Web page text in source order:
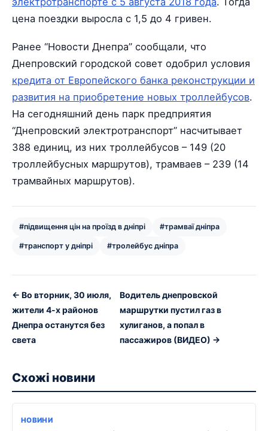
цена поездки выросла с 1,5 до 4 гривен.
Ранее “Новости Днепра” сообщали, что
Днепровский городской совет одобрил условия
кредита от Европейского банка реконструкции и
развития на приобретение новых троллейбусов.
На сегодняшний день парк предприятия
“Днепровский электротранспорт” насчитывает
388 единиц, из них троллейбусов – 149 (20
троллейбусных маршрутов), трамваев – 239 (14
трамвайных маршрутов).
#підвищення цін на проїзд в дніпрі #трамваї дніпра
#транспорт у дніпрі #тролейбус дніпра
← Во вторник, 30 июля,
жители 4-х районов
Днепра останутся без
света
Водитель днепровской
маршрутки пустил газ в
хулиганов, а попал в
пассажиров (ВИДЕО) →
Схожі новини
НОВИНИ